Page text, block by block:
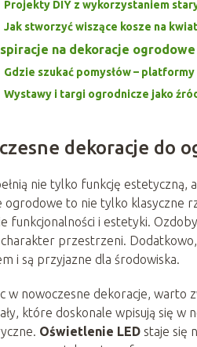
Projekty DIY z wykorzystaniem
Jak stworzyć wiszące kosze na
na dekoracje ogrodowe
Gdzie szukać pomysłów –
Wystawy i targi ogrodnicze jako
dekoracje do
nie tylko funkcję estetyczną,
ogrodowe to nie tylko klasyczne
funkcjonalności i estetyki.
przestrzeni. Dodatkowo,
i są przyjazne dla środowiska.
w nowoczesne dekoracje, warto
które doskonale wpisują się w
Oświetlenie LED staje się